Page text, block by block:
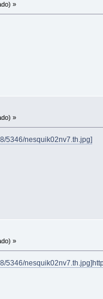
»
»
5346/nesquik02nv7.th.jpg]
»
5346/